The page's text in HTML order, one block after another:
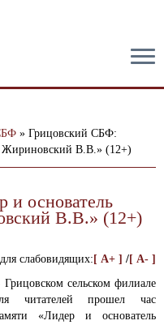
» Грицовский СБФ:
В.В.» (12+)
основатель
В.В.» (12+)
для слабовидящих: [ A+ ] /[ A- ]
Грицовском сельском филиале
читателей прошел час
«Лидер и основатель